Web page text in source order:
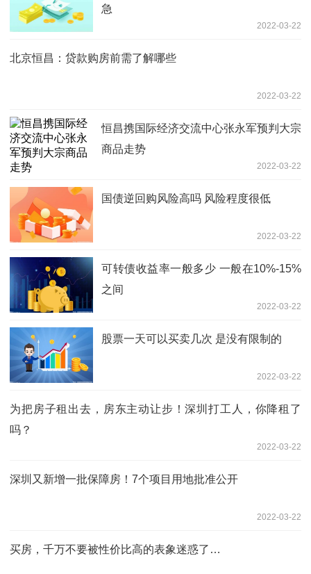
急
2022-03-22
北京恒昌：贷款购房前需了解哪些
2022-03-22
恒昌携国际经济交流中心张永军预判大宗
商品走势
2022-03-22
国债逆回购风险高吗 风险程度很低
2022-03-22
可转债收益率一般多少 一般在10%-15%
之间
2022-03-22
股票一天可以买卖几次 是没有限制的
2022-03-22
为把房子租出去，房东主动让步！深圳打工人，你降租了
吗？
2022-03-22
深圳又新增一批保障房！7个项目用地批准公开
2022-03-22
买房，千万不要被性价比高的表象迷惑了…